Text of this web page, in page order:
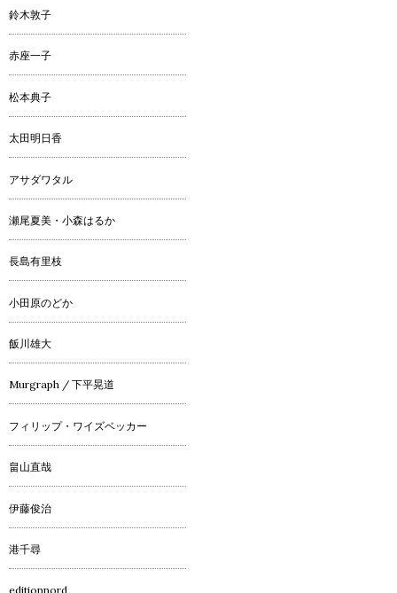
鈴木敦子
赤座一子
松本典子
太田明日香
アサダワタル
瀬尾夏美・小森はるか
長島有里枝
小田原のどか
飯川雄大
Murgraph / 下平晃道
フィリップ・ワイズベッカー
畠山直哉
伊藤俊治
港千尋
editionnord